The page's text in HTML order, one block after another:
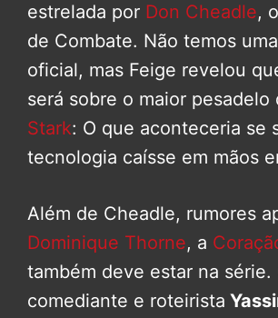
estrelada por Don Cheadle,
de Combate. Não temos
oficial, mas Feige revelou
será sobre o maior pesadelo
Stark: O que aconteceria se
tecnologia caísse em mãos
Além de Cheadle, rumores
Dominique Thorne, a
também deve estar na série.
comediante e roteirista